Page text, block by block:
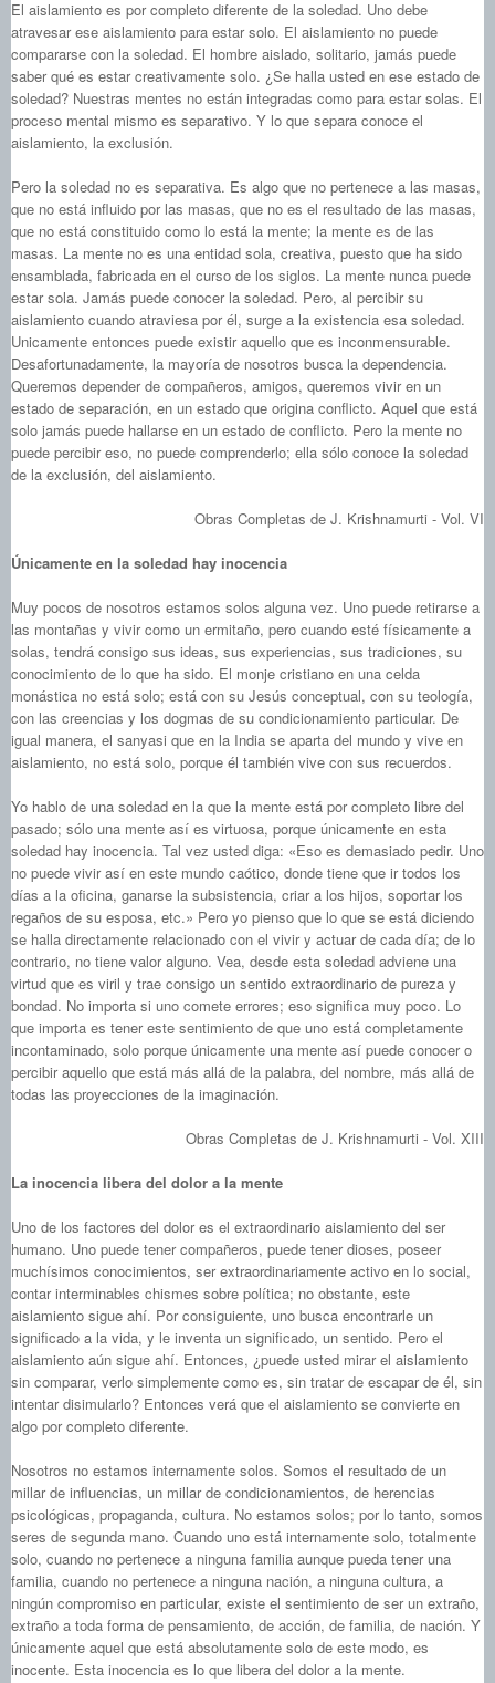
El aislamiento es por completo diferente de la soledad. Uno debe
atravesar ese aislamiento para estar solo. El aislamiento no puede
compararse con la soledad. El hombre aislado, solitario, jamás puede
saber qué es estar creativamente solo. ¿Se halla usted en ese estado de
soledad? Nuestras mentes no están integradas como para estar solas. El
proceso mental mismo es separativo. Y lo que separa conoce el
aislamiento, la exclusión.
Pero la soledad no es separativa. Es algo que no pertenece a las masas,
que no está influido por las masas, que no es el resultado de las masas,
que no está constituido como lo está la mente; la mente es de las
masas. La mente no es una entidad sola, creativa, puesto que ha sido
ensamblada, fabricada en el curso de los siglos. La mente nunca puede
estar sola. Jamás puede conocer la soledad. Pero, al percibir su
aislamiento cuando atraviesa por él, surge a la existencia esa soledad.
Unicamente entonces puede existir aquello que es inconmensurable.
Desafortunadamente, la mayoría de nosotros busca la dependencia.
Queremos depender de compañeros, amigos, queremos vivir en un
estado de separación, en un estado que origina conflicto. Aquel que está
solo jamás puede hallarse en un estado de conflicto. Pero la mente no
puede percibir eso, no puede comprenderlo; ella sólo conoce la soledad
de la exclusión, del aislamiento.
Obras Completas de J. Krishnamurti - Vol. VI
Únicamente en la soledad hay inocencia
Muy pocos de nosotros estamos solos alguna vez. Uno puede retirarse a
las montañas y vivir como un ermitaño, pero cuando esté físicamente a
solas, tendrá consigo sus ideas, sus experiencias, sus tradiciones, su
conocimiento de lo que ha sido. El monje cristiano en una celda
monástica no está solo; está con su Jesús conceptual, con su teología,
con las creencias y los dogmas de su condicionamiento particular. De
igual manera, el sanyasi que en la India se aparta del mundo y vive en
aislamiento, no está solo, porque él también vive con sus recuerdos.
Yo hablo de una soledad en la que la mente está por completo libre del
pasado; sólo una mente así es virtuosa, porque únicamente en esta
soledad hay inocencia. Tal vez usted diga: «Eso es demasiado pedir. Uno
no puede vivir así en este mundo caótico, donde tiene que ir todos los
días a la oficina, ganarse la subsistencia, criar a los hijos, soportar los
regaños de su esposa, etc.» Pero yo pienso que lo que se está diciendo
se halla directamente relacionado con el vivir y actuar de cada día; de lo
contrario, no tiene valor alguno. Vea, desde esta soledad adviene una
virtud que es viril y trae consigo un sentido extraordinario de pureza y
bondad. No importa si uno comete errores; eso significa muy poco. Lo
que importa es tener este sentimiento de que uno está completamente
incontaminado, solo porque únicamente una mente así puede conocer o
percibir aquello que está más allá de la palabra, del nombre, más allá de
todas las proyecciones de la imaginación.
Obras Completas de J. Krishnamurti - Vol. XIII
La inocencia libera del dolor a la mente
Uno de los factores del dolor es el extraordinario aislamiento del ser
humano. Uno puede tener compañeros, puede tener dioses, poseer
muchísimos conocimientos, ser extraordinariamente activo en lo social,
contar interminables chismes sobre política; no obstante, este
aislamiento sigue ahí. Por consiguiente, uno busca encontrarle un
significado a la vida, y le inventa un significado, un sentido. Pero el
aislamiento aún sigue ahí. Entonces, ¿puede usted mirar el aislamiento
sin comparar, verlo simplemente como es, sin tratar de escapar de él, sin
intentar disimularlo? Entonces verá que el aislamiento se convierte en
algo por completo diferente.
Nosotros no estamos internamente solos. Somos el resultado de un
millar de influencias, un millar de condicionamientos, de herencias
psicológicas, propaganda, cultura. No estamos solos; por lo tanto, somos
seres de segunda mano. Cuando uno está internamente solo, totalmente
solo, cuando no pertenece a ninguna familia aunque pueda tener una
familia, cuando no pertenece a ninguna nación, a ninguna cultura, a
ningún compromiso en particular, existe el sentimiento de ser un extraño,
extraño a toda forma de pensamiento, de acción, de familia, de nación. Y
únicamente aquel que está absolutamente solo de este modo, es
inocente. Esta inocencia es lo que libera del dolor a la mente.